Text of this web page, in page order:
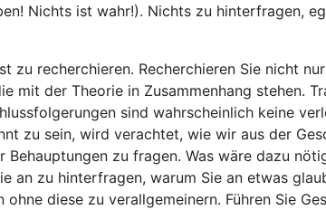
Nichts ist wahr!). Nichts zu hinterfragen,
zu recherchieren. Recherchieren Sie nicht
mit der Theorie in Zusammenhang stehen.
sind wahrscheinlich keine
zu sein, wird verachtet, wie wir aus der
Behauptungen zu fragen. Was wäre dazu
an zu hinterfragen, warum Sie an etwas
diese zu verallgemeinern. Führen Sie